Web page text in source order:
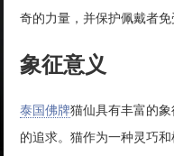
奇的力量，并保护佩戴者免
象征意义
泰国佛牌猫仙具有丰富的
的追求。猫作为一种灵巧